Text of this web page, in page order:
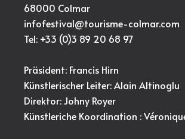
68000 Colmar
infofestival@tourisme-colmar.com
Tel: +33 (0)3 89 20 68 97
Präsident: Francis Hirn
Künstlerischer Leiter: Alain Altinoglu
Direktor: Johny Royer
Künstleriche Koordination :